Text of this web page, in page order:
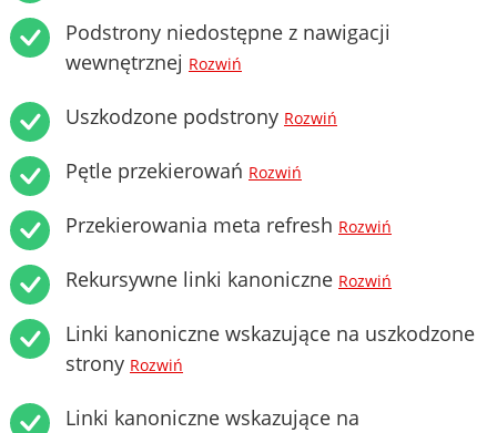
Podstrony niedostępne z nawigacji
wewnętrznej Rozwiń
Uszkodzone podstrony Rozwiń
Pętle przekierowań Rozwiń
Przekierowania meta refresh Rozwiń
Rekursywne linki kanoniczne Rozwiń
Linki kanoniczne wskazujące na uszkodzone
strony Rozwiń
Linki kanoniczne wskazujące na